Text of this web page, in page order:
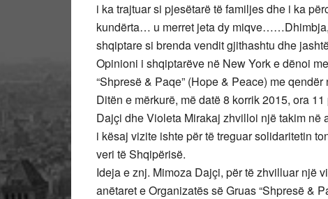
i ka trajtuar si pjesëtarë të familjes dhe i ka
kundërta… u merret jeta dy
shqiptare si brenda vendit gjithashtu dhe
Opinioni i shqiptarëve në New York e dënoi
“Shpresë & Paqe” (Hope & Peace) me qendër
Ditën e mërkurë, më datë 8 korrik 2015, ora
Dajçi dhe Violeta Mirakaj zhvilloi një takim në
i kësaj vizite ishte për të treguar solidaritetin
veri të Shqipërisë.
Ideja e znj. Mimoza Dajçi, për të zhvilluar një
anëtaret e Organizatës së Gruas “Shpresë &